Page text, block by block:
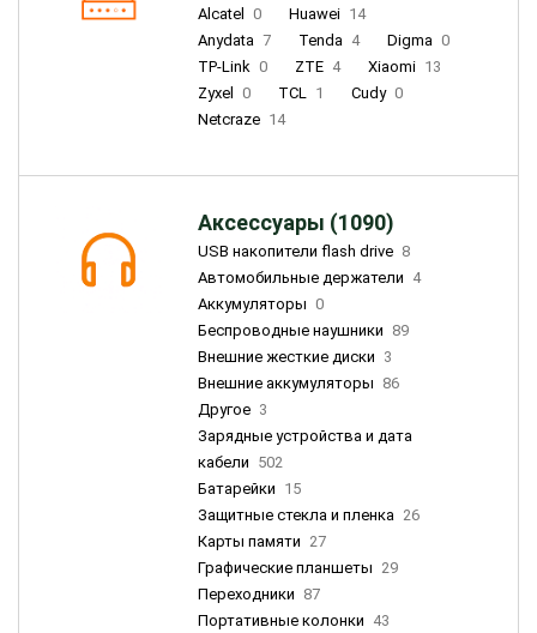
Alcatel 0 Huawei 14
Anydata 7 Tenda 4 Digma 0
TP-Link 0 ZTE 4 Xiaomi 13
Zyxel
0 TCL 1 Cudy 0
Netcraze 14
Аксессуары (1090)
USB накопители flash drive 8
Автомобильные держатели 4
Аккумуляторы 0
Беспроводные наушники 89
Внешние жесткие диски 3
Внешние аккумуляторы 86
Другое 3
Зарядные устройства и дата
кабели 502
Батарейки 15
Защитные стекла и пленка 26
Карты памяти 27
Графические планшеты 29
Переходники 87
Портативные колонки 43